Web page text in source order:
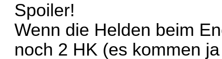
Spoiler!
Wenn die Helden beim
noch 2 HK (es kommen